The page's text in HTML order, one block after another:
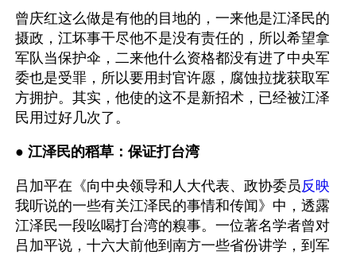
曾庆红这么做是有他的目地的，一来他是江泽民的
摄政，江坏事干尽他不是没有责任的，所以希望拿
军队当保护伞，二来他什么资格都没有进了中央军
委也是受罪，所以要用封官许愿，腐蚀拉拢获取军
方拥护。其实，他使的这不是新招术，已经被江泽
民用过好几次了。
● 江泽民的稻草：保证打台湾
吕加平在《向中央领导和人大代表、政协委员 反映
我听说的一些有关江泽民的事情和传闻》中，透露
江泽民一段吆喝打台湾的糗事。一位著名学者曾对
吕加平说，十六大前他到南方一些省份讲学，到军